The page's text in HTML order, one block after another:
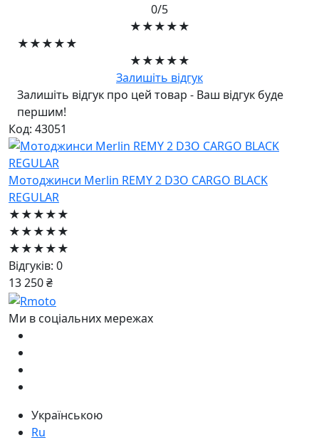
0/5
★★★★★
★★★★★
★★★★★
Залишіть відгук
Залишіть відгук про цей товар - Ваш відгук буде
першим!
Код: 43051
Мотоджинси Merlin REMY 2 D3O CARGO BLACK
REGULAR
★★★★★
★★★★★
★★★★★
Відгуків: 0
13 250 ₴
Ми в соціальних мережах
Українською
Ru